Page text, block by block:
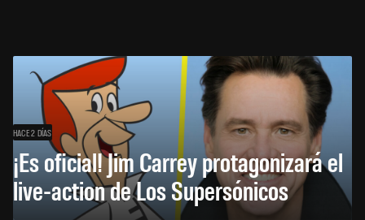
HACE 2 DÍAS
¡Es oficial! Jim Carrey protagonizará el
live-action de Los Supersónicos